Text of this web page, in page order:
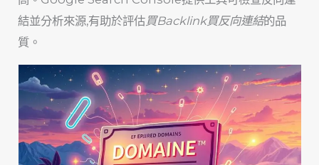
結並分析來源,有助於評估買Backlink買反向連結的品
質。